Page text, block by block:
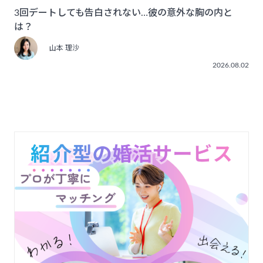
3回デートしても告白されない…彼の意外な胸の内と
は？
山本 理沙
2026.08.02